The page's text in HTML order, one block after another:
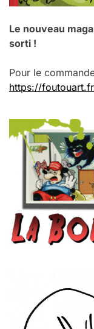
Le nouveau
sorti !
Pour le
https://